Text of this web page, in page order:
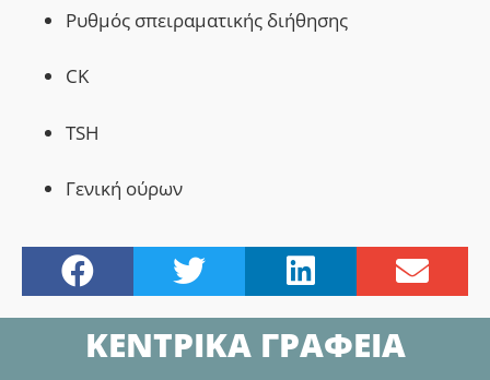
Ρυθμός σπειραματικής διήθησης
CK
ΤSH
Γενική ούρων
ΚΕΝΤΡΙΚΑ ΓΡΑΦΕΙΑ